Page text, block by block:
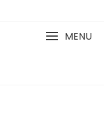
MENU